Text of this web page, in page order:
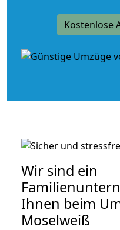
Kostenlose
Wir sind ein
Ihnen beim
Moselweiß